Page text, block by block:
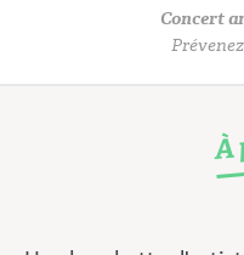
Concert
À